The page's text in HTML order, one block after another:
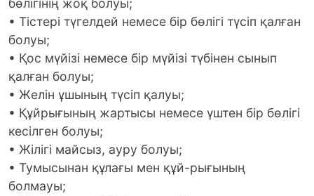
бөлігінің жоқ болуы;
• Тістері түгелдей немесе бір бөлігі түсіп қалған
болуы;
• Қос мүйізі немесе бір мүйізі түбінен сынып
қалған болуы;
• Желін ұшының түсіп қалуы;
• Құйрығының жартысы немесе үштен бір бөлігі
кесілген болуы;
• Жілігі майсыз, ауру болуы;
• Тумысынан құлағы мен құй-рығының
болмауы;